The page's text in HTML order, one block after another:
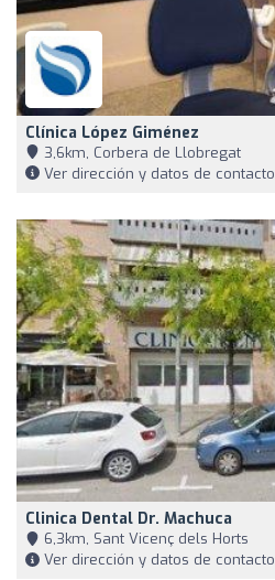
Clínica López Giménez
3,6km, Corbera de Llobregat
Ver dirección y datos de contacto
Clinica Dental Dr. Machuca
6,3km, Sant Vicenç dels Horts
Ver dirección y datos de contacto